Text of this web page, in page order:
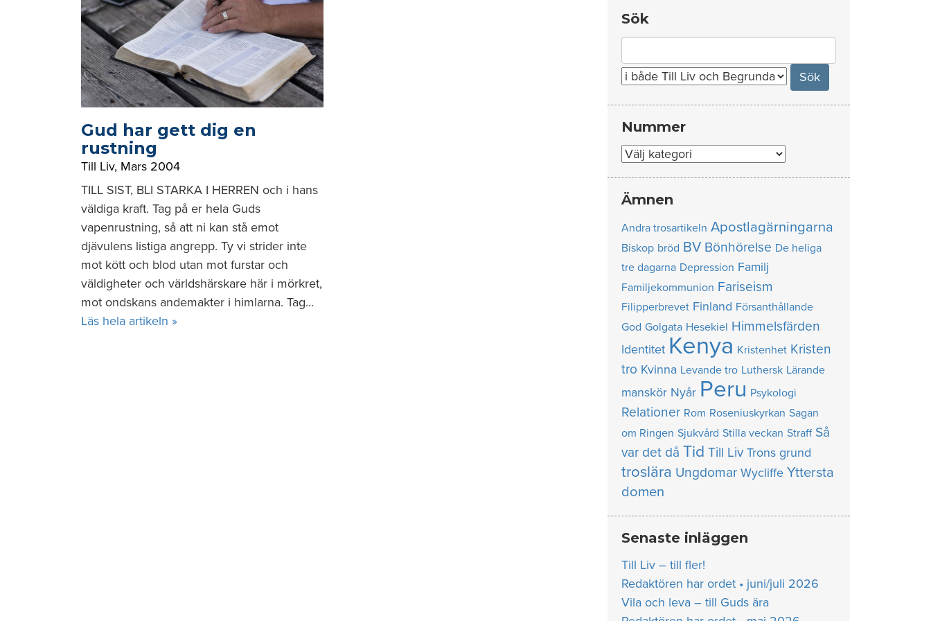
Gud har gett dig en
rustning
Till Liv, Mars 2004
TILL SIST, BLI STARKA I HERREN och i hans
väldiga kraft. Tag på er hela Guds
vapenrustning, så att ni kan stå emot
djävulens listiga angrepp. Ty vi strider inte
mot kött och blod utan mot furstar och
väldigheter och världshärskare här i mörkret,
mot ondskans andemakter i himlarna. Tag…
Läs hela artikeln »
Sök
for:
Nummer
Nummer
Ämnen
Andra trosartikeln Apostlagärningarna
Biskop bröd BV Bönhörelse De heliga
tre dagarna Depression Familj
Familjekommunion Fariseism
Filipperbrevet Finland Försanthållande
God Golgata Hesekiel Himmelsfärden
Identitet Kenya Kristenhet Kristen
tro Kvinna Levande tro Luthersk Lärande
manskör Nyår Peru Psykologi
Relationer Rom Roseniuskyrkan Sagan
om Ringen Sjukvård Stilla veckan Straff Så
var det då Tid Till Liv Trons grund
troslära Ungdomar Wycliffe Yttersta
domen
Senaste inläggen
Till Liv – till fler!
Redaktören har ordet • juni/juli 2026
Vila och leva – till Guds ära